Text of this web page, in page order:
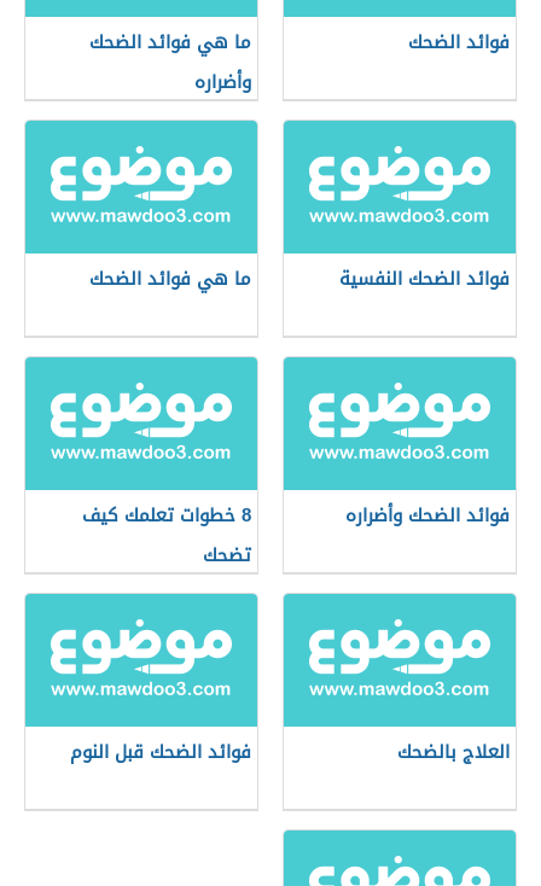
فوائد الضحك
ما هي فوائد الضحك
وأضراره
فوائد الضحك النفسية ما هي فوائد الضحك
فوائد الضحك وأضراره
8 خطوات تعلمك كيف
تضحك
العلاج بالضحك فوائد الضحك قبل النوم